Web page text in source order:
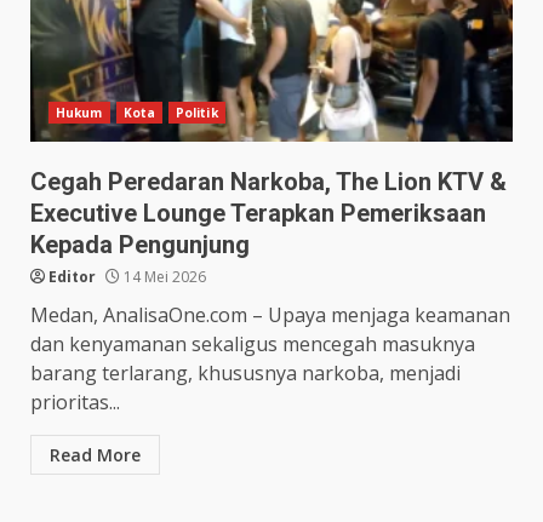
Hukum Kota Politik
Cegah Peredaran Narkoba, The Lion KTV &
Executive Lounge Terapkan Pemeriksaan
Kepada Pengunjung
Editor 14 Mei 2026
Medan, AnalisaOne.com – Upaya menjaga keamanan
dan kenyamanan sekaligus mencegah masuknya
barang terlarang, khususnya narkoba, menjadi
prioritas...
Read More